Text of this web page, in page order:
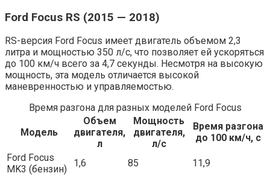
Ford Focus RS (2015 — 2018)
RS-версия Ford Focus имеет двигатель объемом 2,3
литра и мощностью 350 л/с, что позволяет ей ускоряться
до 100 км/ч всего за 4,7 секунды. Несмотря на высокую
мощность, эта модель отличается высокой
маневренностью и управляемостью.
Время разгона для разных моделей Ford Focus
Модель
Объем
двигателя,
л
Мощность
двигателя,
л/с
Время разгона
до 100 км/ч, с
Ford Focus
MK3 (бензин)
1,6 85
11,9